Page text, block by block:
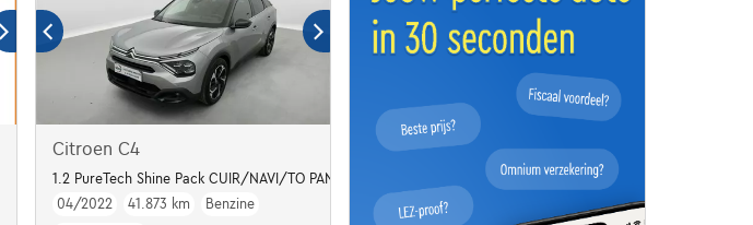
Citroen C4
1.2 PureTech Shine Pack CUIR/NAVI/TO PANO/FULL LED/JA
04/2022
41.873 km
Benzine